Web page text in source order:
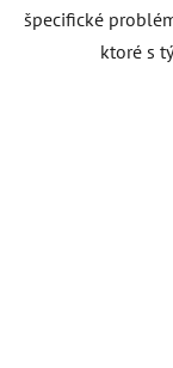
špecifické
ktoré s